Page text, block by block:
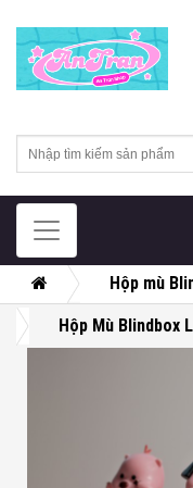
content
Hộp mù
Hộp Mù Blindbox